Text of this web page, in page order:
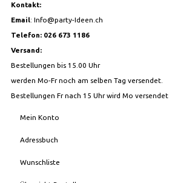
Kontakt:
Email: Info@party-Ideen.ch
Telefon: 026 673 1186
Versand:
Bestellungen bis 15.00 Uhr
werden Mo-Fr noch am selben Tag versendet.
Bestellungen Fr nach 15 Uhr wird Mo versendet
Mein Konto
Adressbuch
Wunschliste